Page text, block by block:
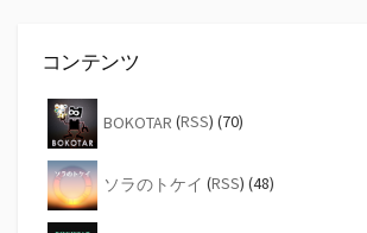
送
り
コンテンツ
BOKOTAR (RSS) (70)
ソラのトケイ (RSS) (48)